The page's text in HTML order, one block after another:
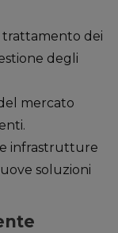
trattamento dei
degli
mercato
infrastrutture
soluzioni